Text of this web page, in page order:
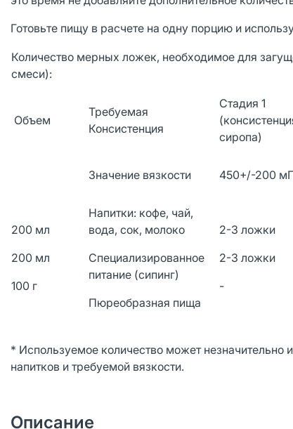
Готовьте пищу в расчете на одну порцию и
Количество мерных ложек, необходимое для
смеси):
Объем
Требуемая
Консистенция
Стадия 1
сиропа)
Значение вязкости 450+/-200
200 мл
200 мл
100 г
Напитки: кофе, чай,
вода, сок, молоко
Специализированное
питание (сипинг)
Пюреобразная пища
2-3 ложки
2-3 ложки
-
* Используемое количество может незначительно
напитков и требуемой вязкости.
Описание